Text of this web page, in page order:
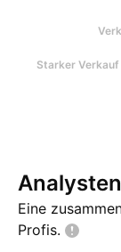
Starker Verkauf
Eine
Profis.